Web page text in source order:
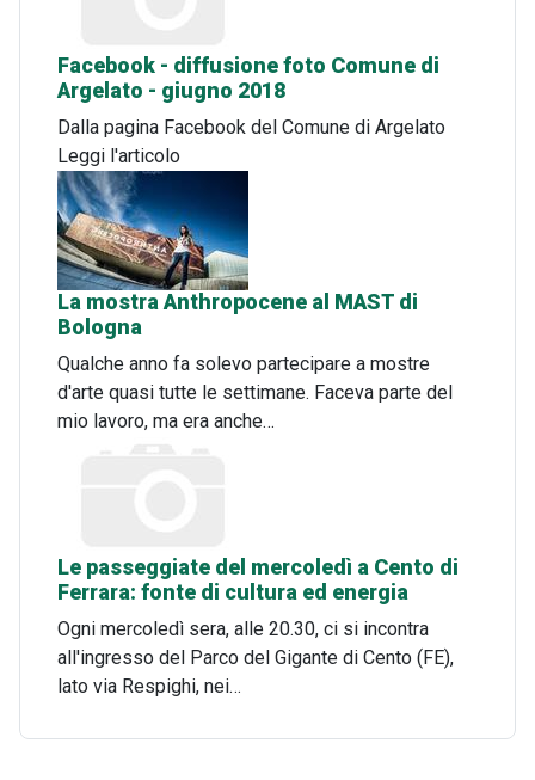
Facebook - diffusione foto Comune di
Argelato - giugno 2018
Dalla pagina Facebook del Comune di Argelato
Leggi l'articolo
La mostra Anthropocene al MAST di
Bologna
Qualche anno fa solevo partecipare a mostre
d'arte quasi tutte le settimane. Faceva parte del
mio lavoro, ma era anche…
Le passeggiate del mercoledì a Cento di
Ferrara: fonte di cultura ed energia
Ogni mercoledì sera, alle 20.30, ci si incontra
all'ingresso del Parco del Gigante di Cento (FE),
lato via Respighi, nei…